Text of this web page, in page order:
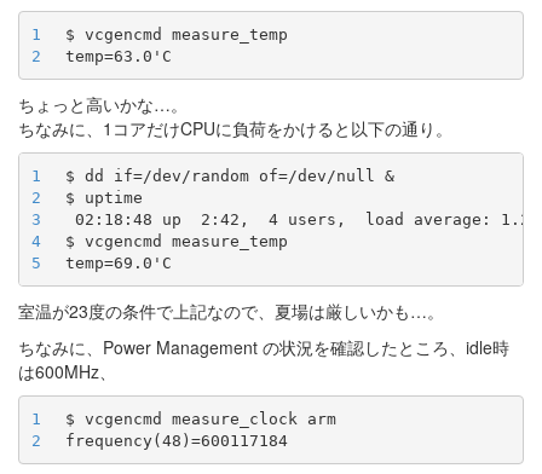
1
2
ちょっと高いかな…。
ちなみに、1コアだけCPUに負荷をかけると以下の通り。
1
$ dd if=/dev/random of=/dev/null &
2
3
4
5
室温が23度の条件で上記なので、夏場は厳しいかも…。
ちなみに、Power Management の状況を確認したところ、idle時
は600MHz、
1
$ vcgencmd measure_clock arm
2
frequency(48)=600117184